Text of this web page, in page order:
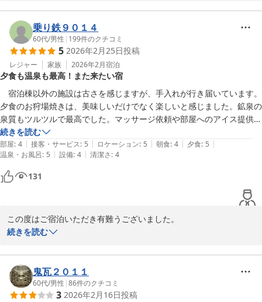
す。
何もない山の中ですが、ごゆっくりお過ごしいただければなにより
でございます。
またのご来館お待ちしております。
入の元湯　神泉亭
入の元湯 神泉亭
2026-04-01
乗り鉄９０１４
60代/男性 | 199件のクチコミ
5 2026年2月25日投稿
レジャー 家族 2026年2月宿泊
夕食も温泉も最高！また来たい宿
宿泊棟以外の施設は古さを感じますが、手入れが行き届いています。
夕食のお狩場焼きは、美味しいだけでなく楽しいと感じました。鉱泉の
泉質もツルツルで最高でした。マッサージ依頼や部屋へのアイス提供な
どの要望にも快く対応していただき、とても満足しました。温泉好きの
仲間にもお勧めしたくなる宿でした。
続きを読む
部屋: 4 | 接客・サービス: 5 | ロケーション: 5 | 朝食: 4 | 夕食: 5 |
温泉・お風呂: 5 | 設備: 4 | 清潔さ: 4
131
この度はご宿泊いただき有難うございました。
マッサージさんも上手だったよとおほめいただきご旅行を、お客様
ご自身でも楽しいものにしていらっしゃるようで、私どももたいへ
ん嬉しかったです。
続きを読む
鬼瓦２０１１
60代/男性 |86件のクチコミ
3 2026年2月16日投稿